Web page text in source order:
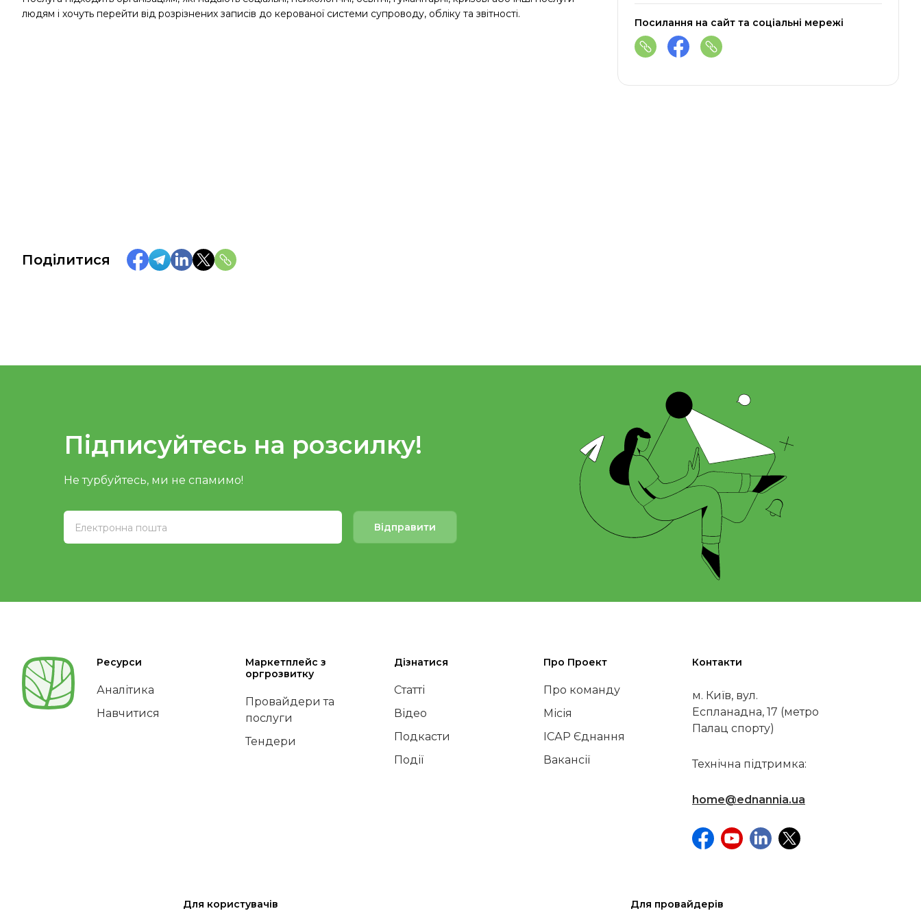
людям і хочуть перейти від розрізнених записів до керованої системи супроводу, обліку та звітності.
Посилання на сайт та соціальні мережі
Поділитися
Підписуйтесь на розсилку!
Не турбуйтесь, ми не спамимо!
Відправити
Ресурси
Аналітика
Навчитися
Маркетплейс з
оргрозвитку
Провайдери та
послуги
Тендери
Дізнатися
Статті
Відео
Подкасти
Події
Про Проект
Про команду
Місія
ІСАР Єднання
Вакансії
Контакти
м. Київ, вул.
Еспланадна, 17 (метро
Палац спорту)
Технічна підтримка:
home@ednannia.ua
Для користувачів Для провайдерів